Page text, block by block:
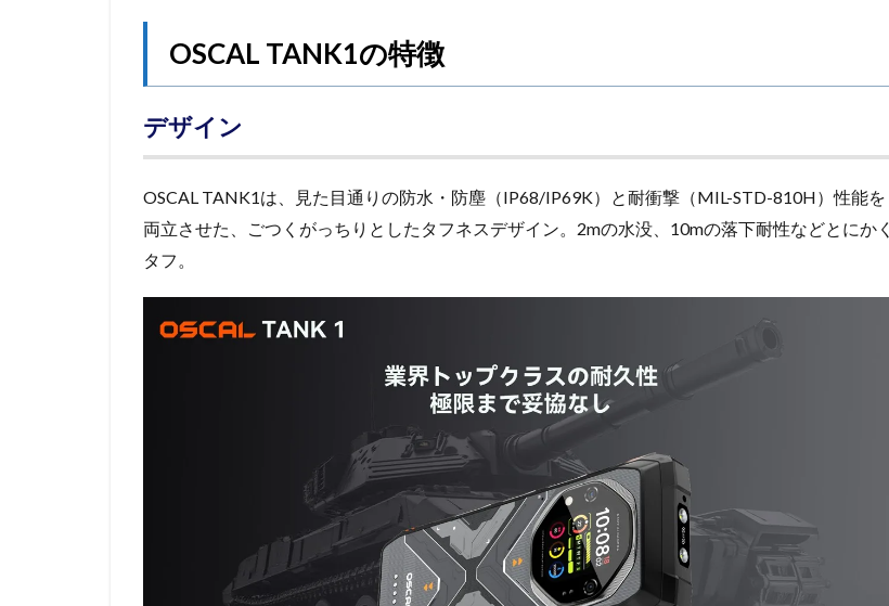
OSCAL TANK1の特徴
デザイン
OSCAL TANK1は、見た目通りの防水・防塵（IP68/IP69K）と耐衝撃（MIL-STD-810H）性能を
両立させた、ごつくがっちりとしたタフネスデザイン。2mの水没、10mの落下耐性などとにかく
タフ。